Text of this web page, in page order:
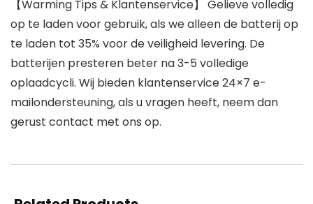
【Warming Tips & Klantenservice】 Gelieve volledig
op te laden voor gebruik, als we alleen de batterij op
te laden tot 35% voor de veiligheid levering. De
batterijen presteren beter na 3-5 volledige
oplaadcycli. Wij bieden klantenservice 24×7 e-
mailondersteuning, als u vragen heeft, neem dan
gerust contact met ons op.